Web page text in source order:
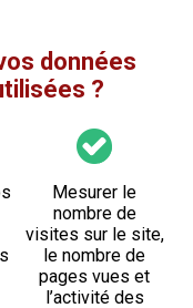
données
?
Mesurer le
nombre de
visites sur le site,
le nombre de
pages vues et
l’activité des